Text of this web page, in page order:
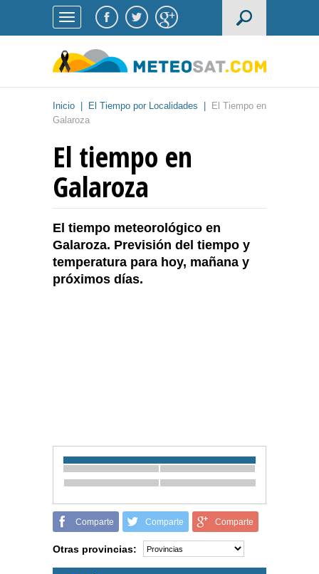
Inicio El Tiempo por Localidades
El Tiempo en
Galaroza
El tiempo en
Galaroza
El tiempo meteorológico en
Galaroza. Previsión del tiempo y
temperatura para hoy, mañana y
próximos días.
Comparte Comparte Comparte
Otras provincias: